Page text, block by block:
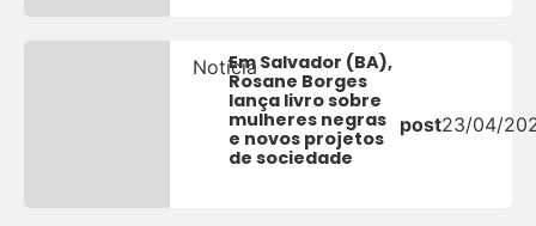
NotíciaEm Salvador (BA),
Rosane Borges
lança livro sobre
mulheres negras
e novos projetos
de sociedade
post23/04/